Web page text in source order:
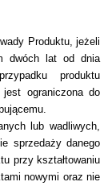
Produktu, jeżeli
dwóch lat od dnia
produktu
jest ograniczona do
lub wadliwych,
sprzedaży danego
przy kształtowaniu
nowymi oraz nie